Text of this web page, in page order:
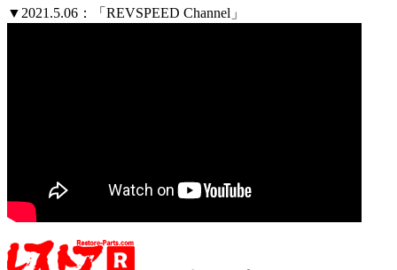
▼2021.5.06：「REVSPEED Channel」